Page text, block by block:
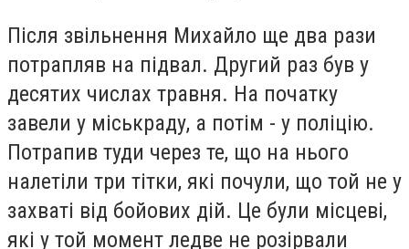
Після звільнення Михайло ще два рази
потрапляв на підвал. Другий раз був у
десятих числах травня. На початку
завели у міськраду, а потім - у поліцію.
Потрапив туди через те, що на нього
налетіли три тітки, які почули, що той не у
захваті від бойових дій. Це були місцеві,
які у той момент ледве не розірвали